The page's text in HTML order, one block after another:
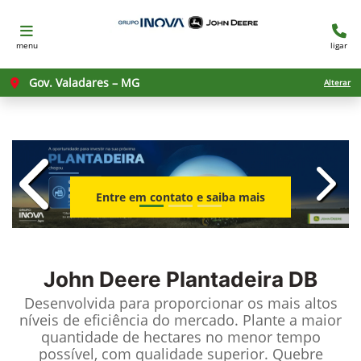
menu ligar
Gov. Valadares – MG Alterar
Entre em contato e saiba mais
templates.template-
John Deere Plantadeira DB
Desenvolvida para proporcionar os mais altos
níveis de eficiência do mercado. Plante a maior
quantidade de hectares no menor tempo
possível, com qualidade superior. Quebre